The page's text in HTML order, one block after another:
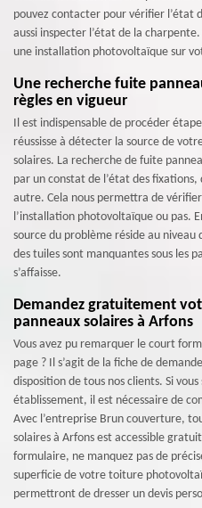
pouvez contacter pour vérifier
aussi inspecter l’état de la
une installation photovoltaïque sur
Une recherche fuite
règles en vigueur
Il est indispensable de procéder
réussisse à détecter la source de
solaires. La recherche de fuite
par un constat de l’état des
autre. Cela nous permettra de
l’installation photovoltaïque ou pas.
source du problème réside au
des tuiles sont manquantes sous les
s’affaisse.
Demandez gratuitement
panneaux solaires à Arfons
Vous avez pu remarquer le court
page ? Il s’agit de la fiche de
disposition de tous nos clients. Si
établissement, il est nécessaire de
Avec l’entreprise Brun couverture,
solaires à Arfons est accessible
formulaire, ne manquez pas de
superficie de votre toiture
permettront de dresser un devis